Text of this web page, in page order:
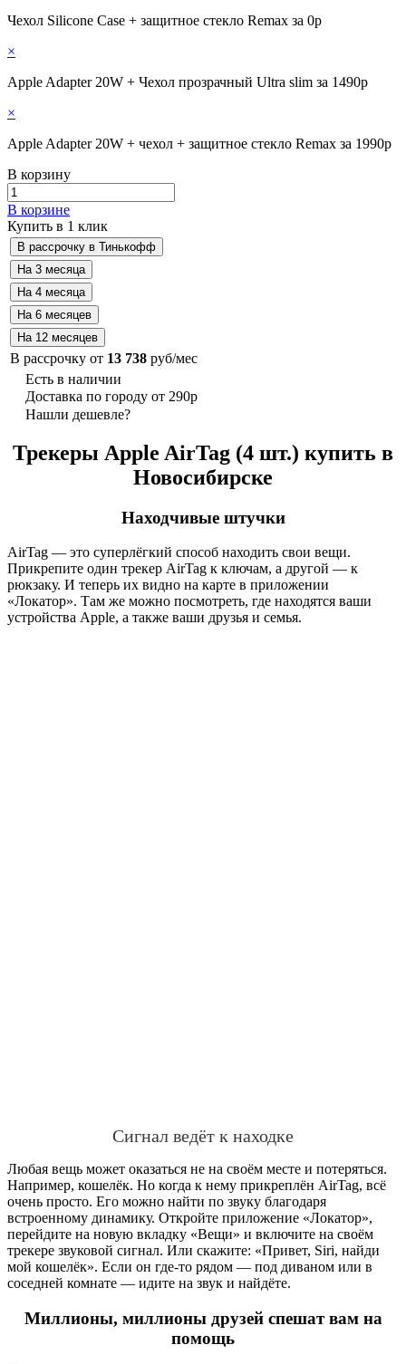
Чехол Silicone Case + защитное стекло Remax за 0р
×
Apple Adapter 20W + Чехол прозрачный Ultra slim за 1490р
×
Apple Adapter 20W + чехол + защитное стекло Remax за 1990р
В корзину
В корзине
Купить в 1 клик
В рассрочку от 13 738 руб/мес
Есть в наличии
Доставка по городу от 290р
Нашли дешевле?
Трекеры Apple AirTag (4 шт.) купить в
Новосибирске
Находчивые штучки
AirTag — это суперлёгкий способ находить свои вещи.
Прикрепите один трекер AirTag к ключам, а другой — к
рюкзаку. И теперь их видно на карте в приложении
«Локатор». Там же можно посмотреть, где находятся ваши
устройства Apple, а также ваши друзья и семья.
Сигнал ведёт к находке
Любая вещь может оказаться не на своём месте и потеряться.
Например, кошелёк. Но когда к нему прикреплён AirTag, всё
очень просто. Его можно найти по звуку благодаря
встроенному динамику. Откройте приложение «Локатор»,
перейдите на новую вкладку «Вещи» и включите на своём
трекере звуковой сигнал. Или скажите: «Привет, Siri, найди
мой кошелёк». Если он где‑то рядом — под диваном или в
соседней комнате — идите на звук и найдёте.
Миллионы, миллионы друзей спешат вам на
помощь